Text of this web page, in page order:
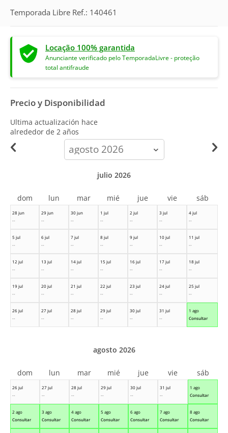
Temporada Libre Ref.: 140461
Locação 100% garantida
Anunciante verificado pelo TemporadaLivre - proteção
total antifraude
Precio y Disponibilidad
Ultima actualización hace
alrededor de 2 años
calendar-
month
28 jun
--
29 jun
--
30 jun
--
1 jul
--
2 jul
--
3 jul
--
4 jul
--
5 jul
--
6 jul
--
7 jul
--
8 jul
--
9 jul
--
10 jul
--
11 jul
--
12 jul
--
13 jul
--
14 jul
--
15 jul
--
16 jul
--
17 jul
--
18 jul
--
19 jul
--
20 jul
--
21 jul
--
22 jul
--
23 jul
--
24 jul
--
25 jul
--
26 jul
--
27 jul
--
28 jul
--
29 jul
--
30 jul
--
31 jul
--
1 ago
Consultar
julio 2026
dom lun mar mié jue vie sáb
26 jul
--
27 jul
--
28 jul
--
29 jul
--
30 jul
--
31 jul
--
1 ago
Consultar
2 ago
Consultar
3 ago
Consultar
4 ago
Consultar
5 ago
Consultar
6 ago
Consultar
7 ago
Consultar
8 ago
Consultar
agosto 2026
dom lun mar mié jue vie sáb